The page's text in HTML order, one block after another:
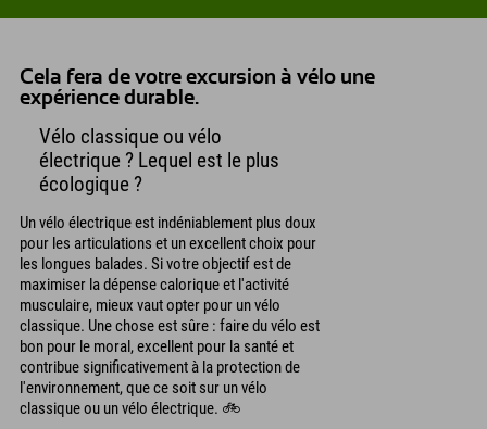
Cela fera de votre excursion à vélo une
expérience durable.
Vélo classique ou vélo
électrique ? Lequel est le plus
écologique ?
Un vélo électrique est indéniablement plus doux
pour les articulations et un excellent choix pour
les longues balades. Si votre objectif est de
maximiser la dépense calorique et l'activité
musculaire, mieux vaut opter pour un vélo
classique. Une chose est sûre : faire du vélo est
bon pour le moral, excellent pour la santé et
contribue significativement à la protection de
l'environnement, que ce soit sur un vélo
classique ou un vélo électrique. 🚲